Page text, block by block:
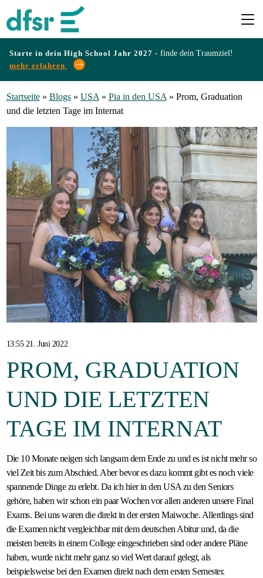
Starte in dein High School Jahr 2027 - finde dein Traumziel!
mehr erfahren
Programme
Infos
&
Erfahrungen
Preise
Gastfamilie
werden
Startseite» Blogs» USA» Pia in den USA» Prom, Graduation
und die letzten Tage im Internat
13:55 21. Juni 2022
PROM, GRADUATION
UND DIE LETZTEN
TAGE IM INTERNAT
Die 10 Monate neigen sich langsam dem Ende zu und es ist nicht mehr so
viel Zeit bis zum Abschied. Aber bevor es dazu kommt gibt es noch viele
spannende Dinge zu erlebt. Da ich hier in den USA zu den Seniors
gehöre, haben wir schon ein paar Wochen vor allen anderen unsere Final
Exams. Bei uns waren die direkt in der ersten Maiwoche. Allerdings sind
die Examen nicht vergleichbar mit dem deutschen Abitur und, da die
meisten bereits in einem College eingeschrieben sind oder andere Pläne
haben, wurde nicht mehr ganz so viel Wert darauf gelegt, als
beispielsweise bei den Examen direkt nach dem ersten Semester.